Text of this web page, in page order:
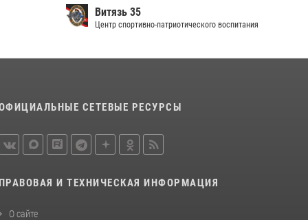
Витязь 35
Центр спортивно-патриотического воспитания
СЕТЕВЫЕ РЕСУРСЫ
ПРАВОВАЯ И ТЕХНИЧЕСКАЯ ИНФОРМАЦИЯ
О сайте